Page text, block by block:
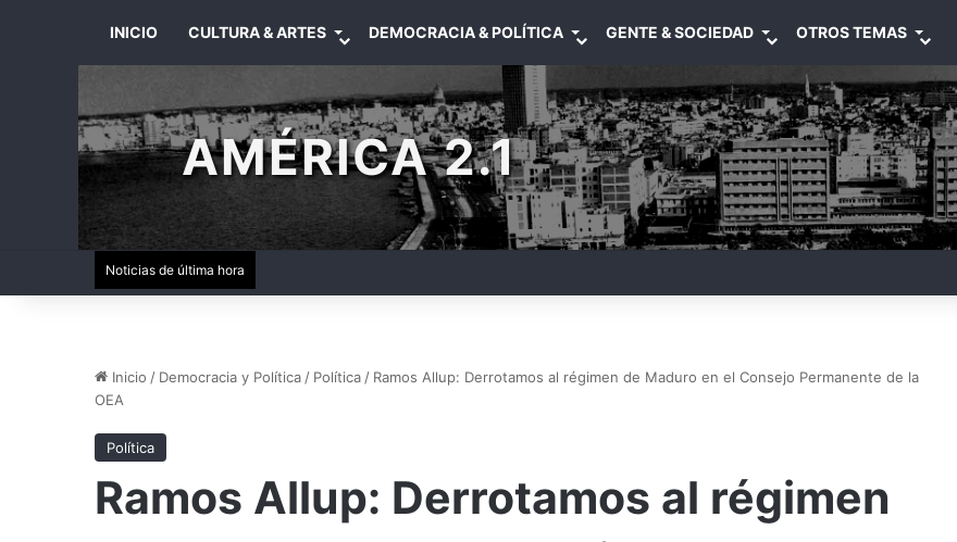
INICIO CULTURA & ARTES DEMOCRACIA & POLÍTICA GENTE & SOCIEDAD OTROS TEMAS
AMÉRICA 2.1
Noticias de última hora
Inicio / Democracia y Política / Política / Ramos Allup: Derrotamos al régimen de Maduro en el Consejo Permanente de la
OEA
Política
Ramos Allup: Derrotamos al régimen